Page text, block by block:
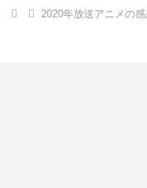
2020年放送アニメの